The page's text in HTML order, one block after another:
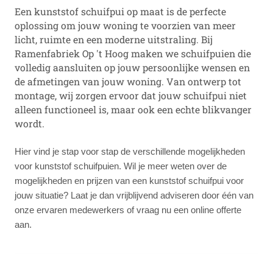
Een kunststof schuifpui op maat is de perfecte
oplossing om jouw woning te voorzien van meer
licht, ruimte en een moderne uitstraling. Bij
Ramenfabriek Op 't Hoog maken we schuifpuien die
volledig aansluiten op jouw persoonlijke wensen en
de afmetingen van jouw woning. Van ontwerp tot
montage, wij zorgen ervoor dat jouw schuifpui niet
alleen functioneel is, maar ook een echte blikvanger
wordt.
Hier vind je stap voor stap de verschillende mogelijkheden
voor kunststof schuifpuien. Wil je meer weten over de
mogelijkheden en prijzen van een kunststof schuifpui voor
jouw situatie? Laat je dan vrijblijvend adviseren door één van
onze ervaren medewerkers ofvraag nu een online offerte
aan.